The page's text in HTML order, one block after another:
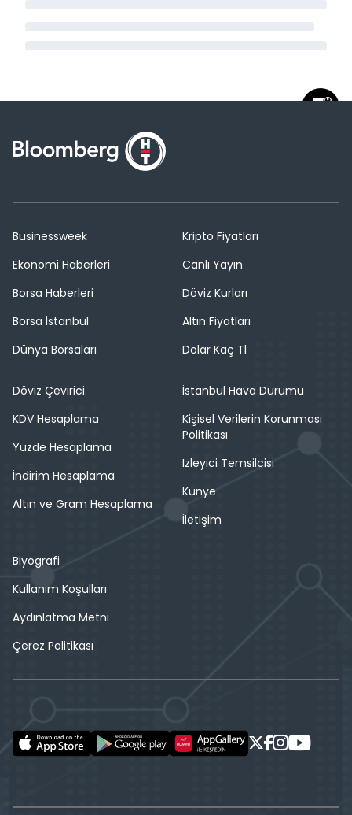
Businessweek
Ekonomi Haberleri
Borsa Haberleri
Borsa İstanbul
Dünya Borsaları
Kripto Fiyatları
Canlı Yayın
Döviz Kurları
Altın Fiyatları
Dolar Kaç Tl
Döviz Çevirici
KDV Hesaplama
Yüzde Hesaplama
İndirim Hesaplama
Altın ve Gram Hesaplama
İstanbul Hava Durumu
Kişisel Verilerin Korunması
Politikası
İzleyici Temsilcisi
Künye
İletişim
Biyografi
Kullanım Koşulları
Aydınlatma Metni
Çerez Politikası